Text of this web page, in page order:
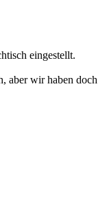
eingestellt.
aber wir haben doch